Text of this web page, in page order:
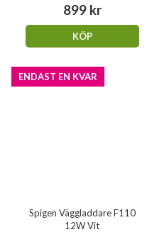
899 kr
KÖP
ENDAST EN KVAR
Spigen Väggladdare F110
12W Vit